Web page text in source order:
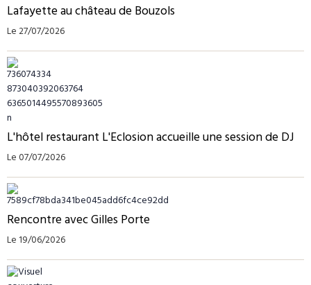
Lafayette au château de Bouzols
Le 27/07/2026
L'hôtel restaurant L'Eclosion accueille une session de DJ
Le 07/07/2026
Rencontre avec Gilles Porte
Le 19/06/2026